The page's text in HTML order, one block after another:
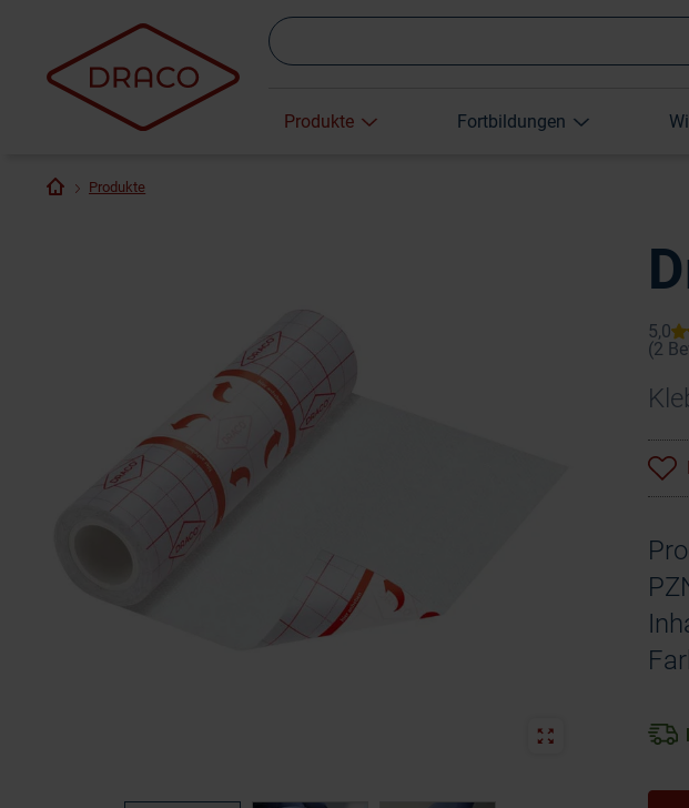
Produkte Fortbildungen
Produkte
23,73 €
BSN Medical
GmbH
Budgetrelevante Abrechnungspreise der vdek-Kassen für je 1